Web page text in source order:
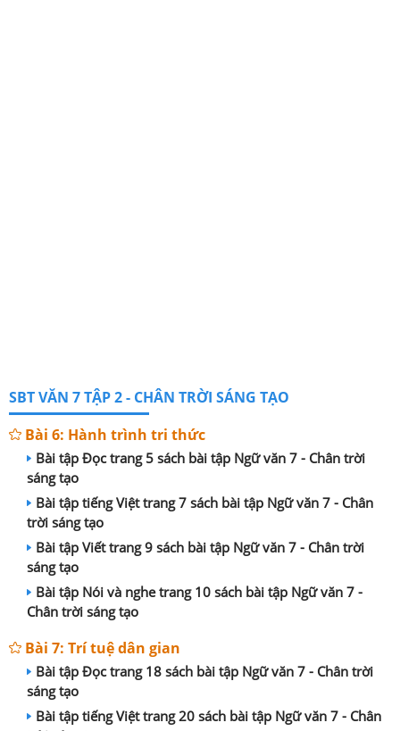
SBT VĂN 7 TẬP 2 - CHÂN TRỜI SÁNG TẠO
Bài 6: Hành trình tri thức
Bài tập Đọc trang 5 sách bài tập Ngữ văn 7 - Chân trời
sáng tạo
Bài tập tiếng Việt trang 7 sách bài tập Ngữ văn 7 - Chân
trời sáng tạo
Bài tập Viết trang 9 sách bài tập Ngữ văn 7 - Chân trời
sáng tạo
Bài tập Nói và nghe trang 10 sách bài tập Ngữ văn 7 -
Chân trời sáng tạo
Bài 7: Trí tuệ dân gian
Bài tập Đọc trang 18 sách bài tập Ngữ văn 7 - Chân trời
sáng tạo
Bài tập tiếng Việt trang 20 sách bài tập Ngữ văn 7 - Chân